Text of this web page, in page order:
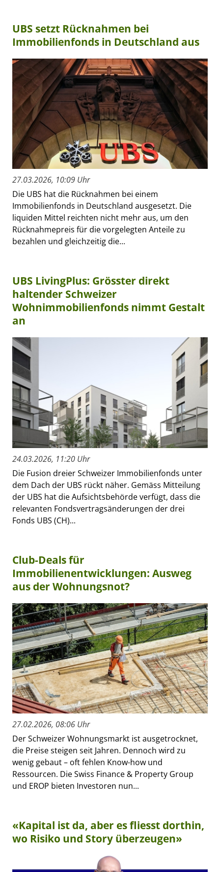
UBS setzt Rücknahmen bei
Immobilienfonds in Deutschland aus
27.03.2026, 10:09 Uhr
Die UBS hat die Rücknahmen bei einem
Immobilienfonds in Deutschland ausgesetzt. Die
liquiden Mittel reichten nicht mehr aus, um den
Rücknahmepreis für die vorgelegten Anteile zu
bezahlen und gleichzeitig die...
UBS LivingPlus: Grösster direkt
haltender Schweizer
Wohnimmobilienfonds nimmt Gestalt
an
24.03.2026, 11:20 Uhr
Die Fusion dreier Schweizer Immobilienfonds unter
dem Dach der UBS rückt näher. Gemäss Mitteilung
der UBS hat die Aufsichtsbehörde verfügt, dass die
relevanten Fondsvertragsänderungen der drei
Fonds UBS (CH)...
Club-Deals für
Immobilienentwicklungen: Ausweg
aus der Wohnungsnot?
27.02.2026, 08:06 Uhr
Der Schweizer Wohnungsmarkt ist ausgetrocknet,
die Preise steigen seit Jahren. Dennoch wird zu
wenig gebaut – oft fehlen Know-how und
Ressourcen. Die Swiss Finance & Property Group
und EROP bieten Investoren nun...
«Kapital ist da, aber es fliesst dorthin,
wo Risiko und Story überzeugen»